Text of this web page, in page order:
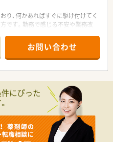
り、何かあればすぐに駆け付けてく
です。勤務で感じる不安や業務改
の職能を発揮していきたいという
、しっかり身につけていきたいとい
えがしっかりしているので、ワーク
方にもマッチします。
ルすることで、待ち時間の圧縮を実
者さまにご好評を頂いています。
と若いため、10年・20年と長く働く
ない社風のため、オンオフがハッ
の企業風土です。
お問い合わせ
にぴった